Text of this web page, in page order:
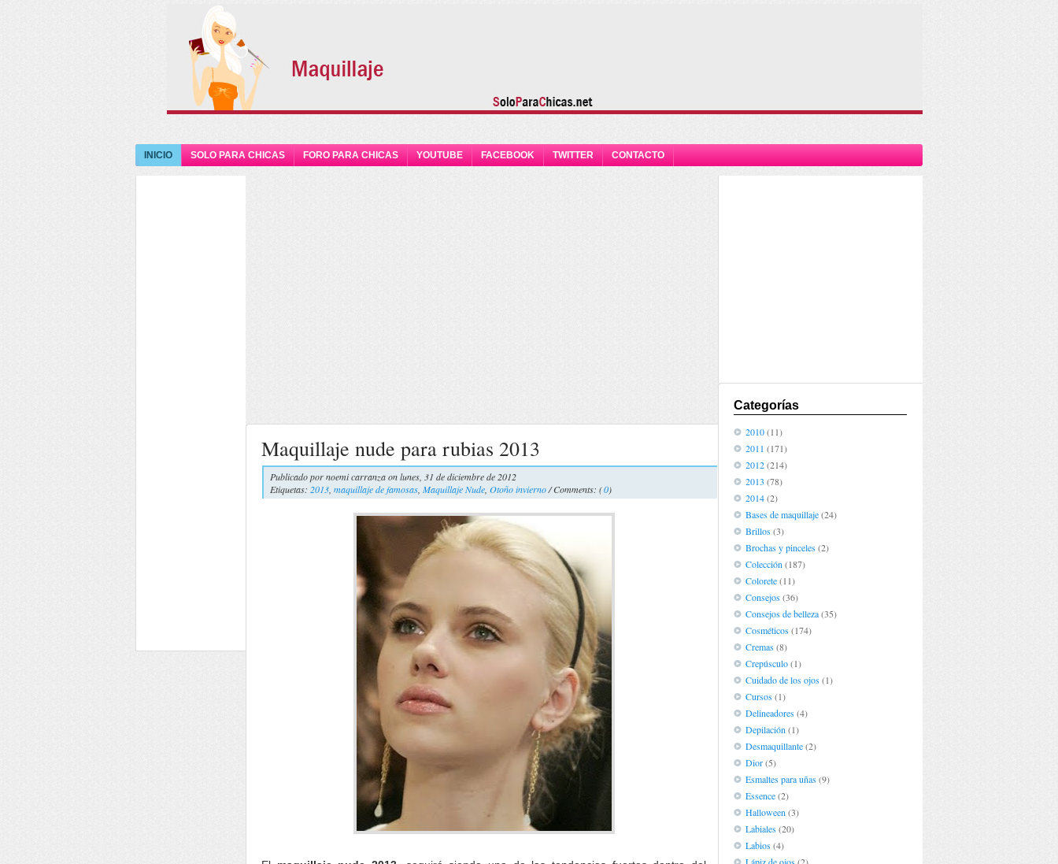
INICIO SOLO PARA CHICAS FORO PARA CHICAS YOUTUBE FACEBOOK TWITTER CONTACTO
Maquillaje nude para rubias 2013
Publicado pornoemi carranzaon lunes, 31 de diciembre de 2012
Etiquetas: 2013 maquillaje de famosas Maquillaje Nude Otoño invierno/ Comments: (0)
Categorías
2010(11)
2011 (171)
2012(214)
2013 (78)
2014(2)
Bases de maquillaje(24)
Brillos(3)
Brochas y pinceles(2)
Colección (187)
Colorete(11)
Consejos(36)
Consejos de belleza(35)
Cosméticos(174)
Cremas(8)
Crepúsculo(1)
Cuidado de los ojos(1)
Cursos(1)
Delineadores(4)
Depilación (1)
Desmaquillante(2)
Dior(5)
Esmaltes para uñas(9)
Essence(2)
Halloween (3)
Labiales(20)
Labios(4)